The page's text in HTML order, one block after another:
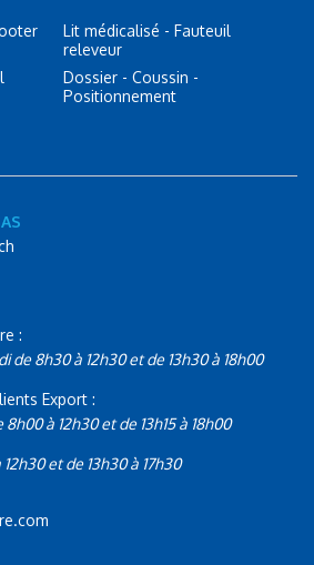
Lit médicalisé - Fauteuil
releveur
Dossier - Coussin -
Positionnement
:
de 8h30 à 12h30 et de 13h30 à 18h00
Export :
à 12h30 et de 13h15 à 18h00
et de 13h30 à 17h30